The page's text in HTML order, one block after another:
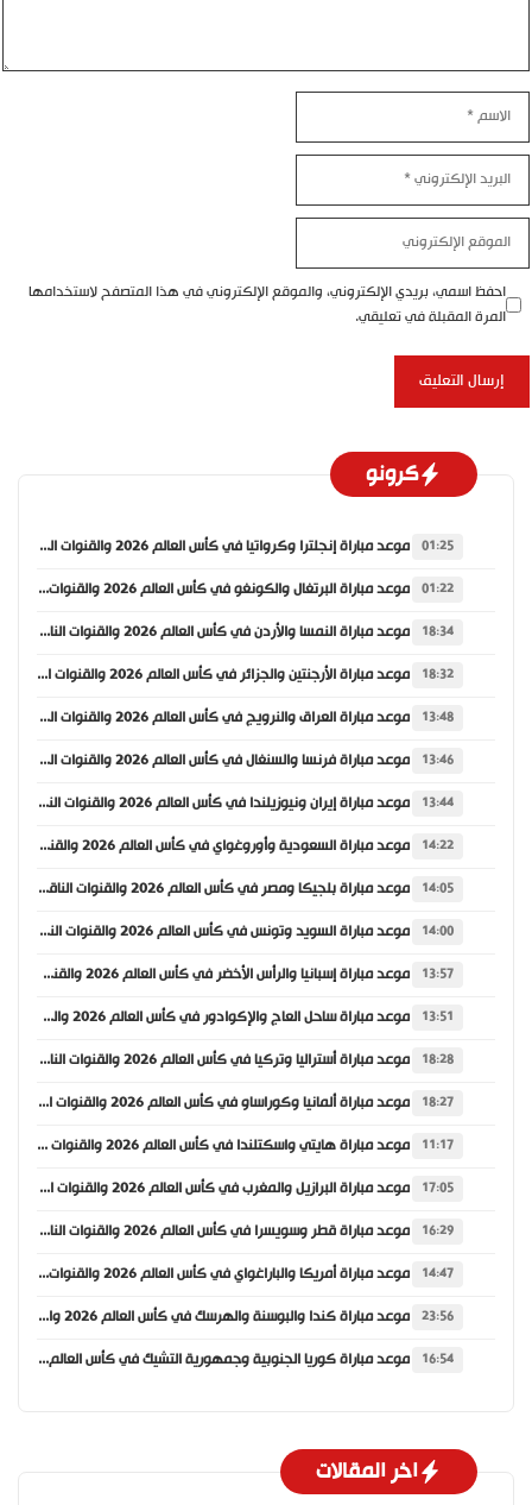
احفظ اسمي، بريدي الإلكتروني، والموقع الإلكتروني في هذا المتصفح لاستخدامها
المرة المقبلة في تعليقي.
كرونو
01:25 موعد مباراة إنجلترا وكرواتيا في كأس العالم 2026 والقنوات الناقلة
01:22 موعد مباراة البرتغال والكونغو في كأس العالم 2026 والقنوات الناقلة
18:34 موعد مباراة النمسا والأردن في كأس العالم 2026 والقنوات الناقلة
18:32 موعد مباراة الأرجنتين والجزائر في كأس العالم 2026 والقنوات الناقلة
13:48 موعد مباراة العراق والنرويج في كأس العالم 2026 والقنوات الناقلة
13:46 موعد مباراة فرنسا والسنغال في كأس العالم 2026 والقنوات الناقلة
13:44 موعد مباراة إيران ونيوزيلندا في كأس العالم 2026 والقنوات الناقلة
14:22 موعد مباراة السعودية وأوروغواي في كأس العالم 2026 والقنوات الناقلة
14:05 موعد مباراة بلجيكا ومصر في كأس العالم 2026 والقنوات الناقلة
14:00 موعد مباراة السويد وتونس في كأس العالم 2026 والقنوات الناقلة
13:57 موعد مباراة إسبانيا والرأس الأخضر في كأس العالم 2026 والقنوات الناقلة
13:51 موعد مباراة ساحل العاج والإكوادور في كأس العالم 2026 والقنوات الناقلة
18:28 موعد مباراة أستراليا وتركيا في كأس العالم 2026 والقنوات الناقلة
18:27 موعد مباراة ألمانيا وكوراساو في كأس العالم 2026 والقنوات الناقلة
11:17 موعد مباراة هايتي واسكتلندا في كأس العالم 2026 والقنوات الناقلة
17:05 موعد مباراة البرازيل والمغرب في كأس العالم 2026 والقنوات الناقلة
16:29 موعد مباراة قطر وسويسرا في كأس العالم 2026 والقنوات الناقلة
14:47 موعد مباراة أمريكا والباراغواي في كأس العالم 2026 والقنوات الناقلة
23:56 موعد مباراة كندا والبوسنة والهرسك في كأس العالم 2026 والقنوات الناقلة
16:54 موعد مباراة كوريا الجنوبية وجمهورية التشيك في كأس العالم 2026 والقنوات الناقلة
اخر المقالات